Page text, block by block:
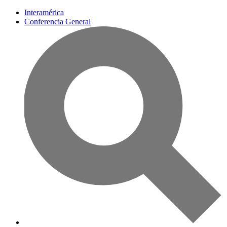
Interamérica
Conferencia General